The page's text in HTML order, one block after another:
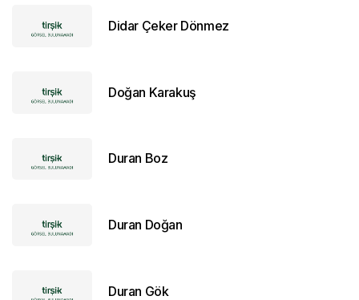
Didar Çeker Dönmez
Doğan Karakuş
Duran Boz
Duran Doğan
Duran Gök